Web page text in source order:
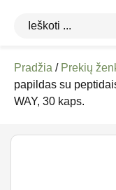
Pradžia / Prekių
papildas su
WAY, 30 kaps.